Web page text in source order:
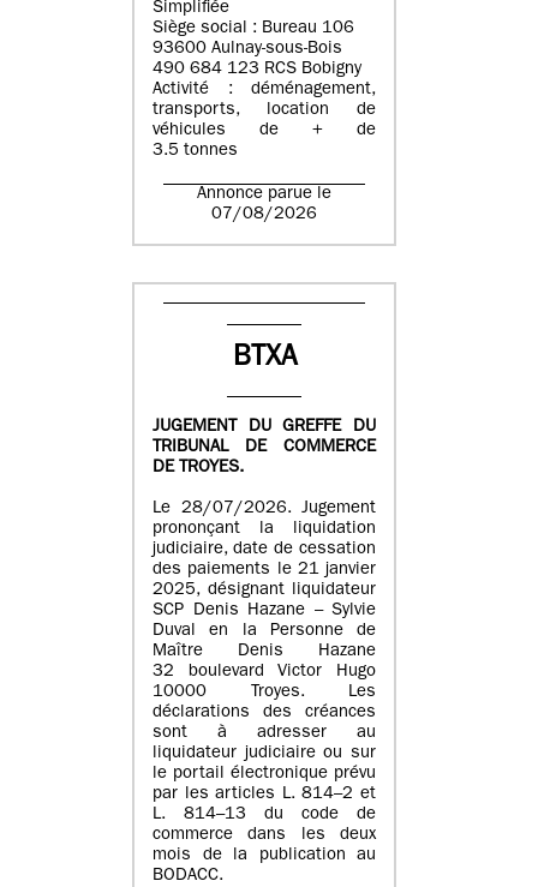
Simplifiée
Siège social : Bureau 106
93600 Aulnay-sous-Bois
490 684 123 RCS Bobigny
Activité : déménagement,
transports, location de
véhicules de + de
3.5 tonnes
Annonce parue le
07/08/2026
BTXA
JUGEMENT DU GREFFE DU
TRIBUNAL DE COMMERCE
DE TROYES.
Le 28/07/2026. Jugement
prononçant la liquidation
judiciaire, date de cessation
des paiements le 21 janvier
2025, désignant liquidateur
SCP Denis Hazane – Sylvie
Duval en la Personne de
Maître Denis Hazane
32 boulevard Victor Hugo
10000 Troyes. Les
déclarations des créances
sont à adresser au
liquidateur judiciaire ou sur
le portail électronique prévu
par les articles L. 814–2 et
L. 814–13 du code de
commerce dans les deux
mois de la publication au
BODACC.